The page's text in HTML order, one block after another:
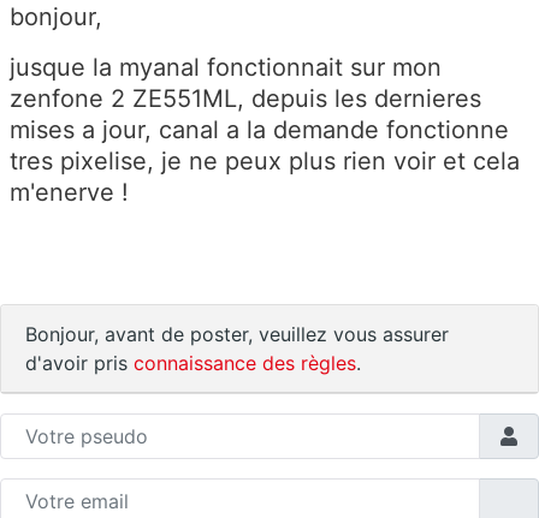
bonjour,
jusque la myanal fonctionnait sur mon
zenfone 2 ZE551ML, depuis les dernieres
mises a jour, canal a la demande fonctionne
tres pixelise, je ne peux plus rien voir et cela
m'enerve !
Bonjour, avant de poster, veuillez vous assurer
d'avoir pris connaissance des règles.